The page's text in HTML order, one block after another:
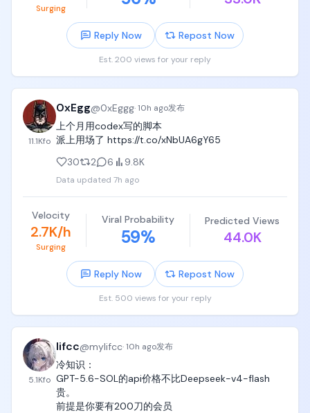
Surging
Reply Now Repost Now
Est. 200 views for your reply
11.1Kfo
0xEgg@0xEggg·10h ago发布
上个月用codex写的脚本
派上用场了 https://t.co/xNbUA6gY65
30
2 6 9.8K
Data updated 7h ago
Velocity
2.7K/h
Surging
Viral Probability
59%
Predicted Views
44.0K
Reply Now Repost Now
Est. 500 views for your reply
5.1Kfo
lifcc@mylifcc·10h ago发布
冷知识：
GPT-5.6-SOL的api价格不比Deepseek-v4-flash
贵。
前提是你要有200刀的会员